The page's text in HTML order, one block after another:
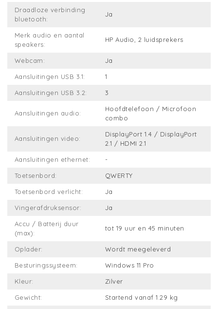
Draadloze verbinding
bluetooth:
Ja
Merk audio en aantal
speakers:
HP Audio, 2 luidsprekers
Webcam: Ja
Aansluitingen USB 3.1: 1
Aansluitingen USB 3.2: 3
Aansluitingen audio:
Hoofdtelefoon / Microfoon
combo
Aansluitingen video:
DisplayPort 1.4 / DisplayPort
2.1 / HDMI 2.1
Aansluitingen ethernet: -
Toetsenbord: QWERTY
Toetsenbord verlicht: Ja
Vingerafdruksensor: Ja
Accu / Batterij duur
(max):
tot 19 uur en 45 minuten
Oplader: Wordt meegeleverd
Besturingssysteem: Windows 11 Pro
Kleur: Zilver
Gewicht: Startend vanaf 1.29 kg